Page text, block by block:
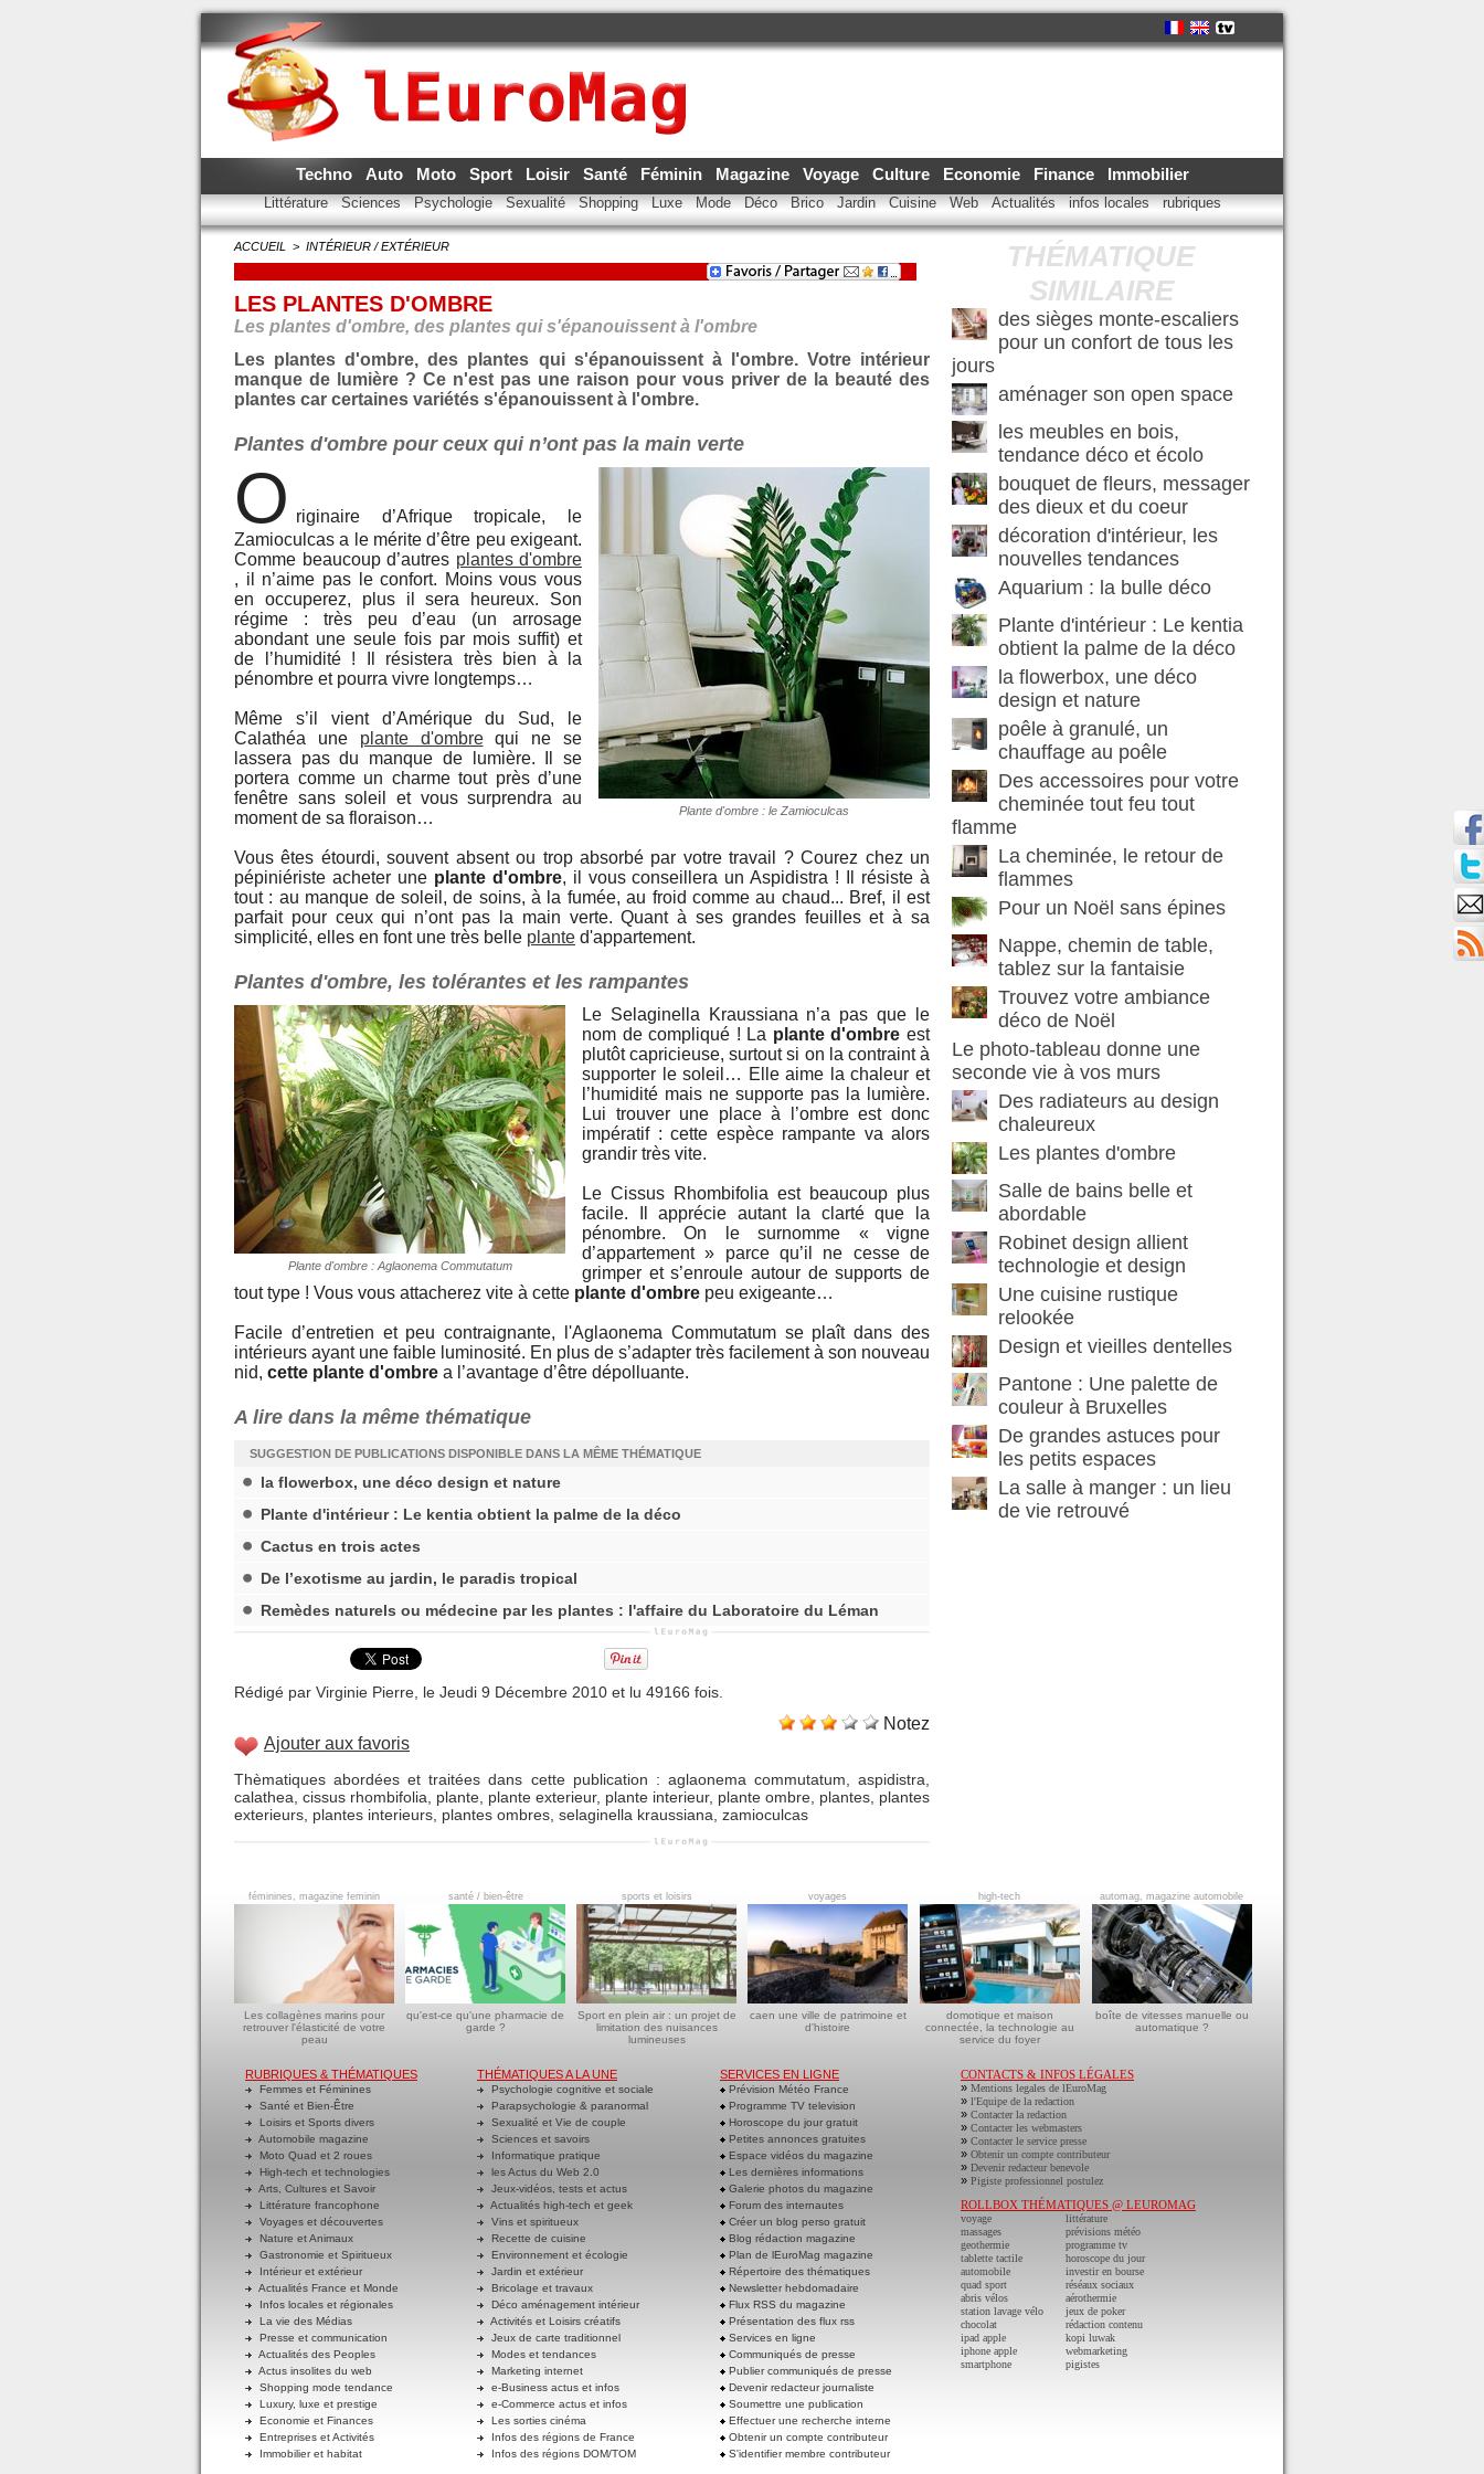
Techno Auto Moto Sport Loisir Santé Féminin Magazine Voyage Culture Economie Finance Immobilier
Littérature Sciences Psychologie Sexualité Shopping Luxe Mode Déco Brico Jardin Cuisine Web Actualités infos locales rubriques
ACCUEIL > INTÉRIEUR / EXTÉRIEUR
LES PLANTES D'OMBRE
Les plantes d'ombre, des plantes qui s'épanouissent à l'ombre
Les plantes d'ombre, des plantes qui s'épanouissent à l'ombre. Votre intérieur
manque de lumière ? Ce n'est pas une raison pour vous priver de la beauté des
plantes car certaines variétés s'épanouissent à l'ombre.
Plantes d'ombre pour ceux qui n’ont pas la main verte
Plante d'ombre : le Zamioculcas
O riginaire d’Afrique tropicale, le
Zamioculcas a le mérite d’être peu exigeant.
Comme beaucoup d’autres plantes d'ombre
, il n’aime pas le confort. Moins vous vous
en occuperez, plus il sera heureux. Son
régime : très peu d’eau (un arrosage
abondant une seule fois par mois suffit) et
de l’humidité ! Il résistera très bien à la
pénombre et pourra vivre longtemps…
Même s’il vient d’Amérique du Sud, le
Calathéa une plante d'ombre
qui ne se
lassera pas du manque de lumière. Il se
portera comme un charme tout près d’une
fenêtre sans soleil et vous surprendra au
moment de sa floraison…
Vous êtes étourdi, souvent absent ou trop absorbé par votre travail ? Courez chez un
pépiniériste acheter une plante d'ombre, il vous conseillera un Aspidistra ! Il résiste à
tout : au manque de soleil, de soins, à la fumée, au froid comme au chaud... Bref, il est
parfait pour ceux qui n’ont pas la main verte. Quant à ses grandes feuilles et à sa
simplicité, elles en font une très belle plante d'appartement.
Plantes d'ombre, les tolérantes et les rampantes
Plante d'ombre : Aglaonema Commutatum
Le Selaginella Kraussiana n’a pas que le
nom de compliqué ! La plante d'ombre est
plutôt capricieuse, surtout si on la contraint à
supporter le soleil… Elle aime la chaleur et
l’humidité mais ne supporte pas la lumière.
Lui trouver une place à l’ombre est donc
impératif : cette espèce rampante va alors
grandir très vite.
Le Cissus Rhombifolia est beaucoup plus
facile. Il apprécie autant la clarté que la
pénombre. On le surnomme « vigne
d’appartement » parce qu’il ne cesse de
grimper et s’enroule autour de supports de
tout type ! Vous vous attacherez vite à cette plante d'ombre peu exigeante…
Facile d’entretien et peu contraignante, l'Aglaonema Commutatum se plaît dans des
intérieurs ayant une faible luminosité. En plus de s’adapter très facilement à son nouveau
nid, cette plante d'ombre a l’avantage d’être dépolluante.
A lire dans la même thématique
SUGGESTION DE PUBLICATIONS DISPONIBLE DANS LA MÊME THÉMATIQUE
la flowerbox, une déco design et nature
Plante d'intérieur : Le kentia obtient la palme de la déco
Cactus en trois actes
De l’exotisme au jardin, le paradis tropical
Remèdes naturels ou médecine par les plantes : l'affaire du Laboratoire du Léman
Rédigé par Virginie Pierre, le Jeudi 9 Décembre 2010 et lu 49166 fois.
Notez
Ajouter aux favoris
Thèmatiques abordées et traitées dans cette publication : aglaonema commutatum ,aspidistra
calathea cissus rhombifolia plante plante exterieur, plante interieur, plante ombre plantes plantes
exterieurs plantes interieurs plantes ombres selaginella kraussiana zamioculcas
THÉMATIQUE
SIMILAIRE
des sièges monte-escaliers
pour un confort de tous les
jours
aménager son open space
les meubles en bois,
tendance déco et écolo
bouquet de fleurs, messager
des dieux et du coeur
décoration d'intérieur, les
nouvelles tendances
Aquarium : la bulle déco
Plante d'intérieur : Le kentia
obtient la palme de la déco
la flowerbox, une déco
design et nature
poêle à granulé, un
chauffage au poêle
Des accessoires pour votre
cheminée tout feu tout
flamme
La cheminée, le retour de
flammes
Pour un Noël sans épines
Nappe, chemin de table,
tablez sur la fantaisie
Trouvez votre ambiance
déco de Noël
Le photo-tableau donne une
seconde vie à vos murs
Des radiateurs au design
chaleureux
Les plantes d'ombre
Salle de bains belle et
abordable
Robinet design allient
technologie et design
Une cuisine rustique
relookée
Design et vieilles dentelles
Pantone : Une palette de
couleur à Bruxelles
De grandes astuces pour
les petits espaces
La salle à manger : un lieu
de vie retrouvé
féminines, magazine feminin
Les collagènes marins pour
retrouver l'élasticité de votre
peau
santé / bien-être
qu'est-ce qu'une pharmacie de
garde ?
sports et loisirs
Sport en plein air : un projet de
limitation des nuisances
lumineuses
voyages
caen une ville de patrimoine et
d'histoire
high-tech
domotique et maison
connectée, la technologie au
service du foyer
automag, magazine automobile
boîte de vitesses manuelle ou
automatique ?
RUBRIQUES & THÉMATIQUES
Femmes et Féminines
Santé et Bien-Être
Loisirs et Sports divers
Automobile magazine
Moto Quad et 2 roues
High-tech et technologies
Arts, Cultures et Savoir
Littérature francophone
Voyages et découvertes
Nature et Animaux
Gastronomie et Spiritueux
Intérieur et extérieur
Actualités France et Monde
Infos locales et régionales
La vie des Médias
Presse et communication
Actualités des Peoples
Actus insolites du web
Shopping mode tendance
Luxury, luxe et prestige
Economie et Finances
Entreprises et Activités
Immobilier et habitat
THÉMATIQUES A LA UNE
Psychologie cognitive et sociale
Parapsychologie & paranormal
Sexualité et Vie de couple
Sciences et savoirs
Informatique pratique
les Actus du Web 2.0
Jeux-vidéos, tests et actus
Actualités high-tech et geek
Vins et spiritueux
Recette de cuisine
Environnement et écologie
Jardin et extérieur
Bricolage et travaux
Déco aménagement intérieur
Activités et Loisirs créatifs
Jeux de carte traditionnel
Modes et tendances
Marketing internet
e-Business actus et infos
e-Commerce actus et infos
Les sorties cinéma
Infos des régions de France
Infos des régions DOM/TOM
SERVICES EN LIGNE
Prévision Météo France
Programme TV television
Horoscope du jour gratuit
Petites annonces gratuites
Espace vidéos du magazine
Les dernières informations
Galerie photos du magazine
Forum des internautes
Créer un blog perso gratuit
Blog rédaction magazine
Plan de lEuroMag magazine
Répertoire des thématiques
Newsletter hebdomadaire
Flux RSS du magazine
Présentation des flux rss
Services en ligne
Communiqués de presse
Publier communiqués de presse
Devenir redacteur journaliste
Soumettre une publication
Effectuer une recherche interne
Obtenir un compte contributeur
S'identifier membre contributeur
CONTACTS & INFOS LÉGALES
» Mentions legales de lEuroMag
» l'Equipe de la redaction
» Contacter la redaction
» Contacter les webmasters
» Contacter le service presse
» Obtenir un compte contributeur
» Devenir redacteur benevole
» Pigiste professionnel postulez
ROLLBOX THÉMATIQUES @ LEUROMAG
voyage
massages
geothermie
tablette tactile
automobile
quad sport
abris vélos
station lavage vélo
chocolat
ipad apple
iphone apple
smartphone
littérature
prévisions météo
programme tv
horoscope du jour
investir en bourse
réséaux sociaux
aérothermie
jeux de poker
rédaction contenu
kopi luwak
webmarketing
pigistes